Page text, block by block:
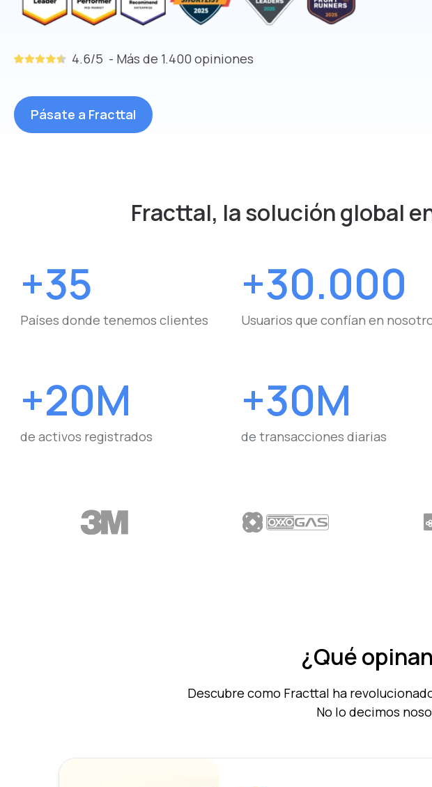
4.6/5 - Más de 1.400 opiniones
Pásate a Fracttal
Fracttal, la solución global
+35
Países donde tenemos clientes
+30.000
Usuarios que confían en
+20M
de activos registrados
+30M
de transacciones diarias
¿Qué
Descubre como Fracttal ha
No lo decimos